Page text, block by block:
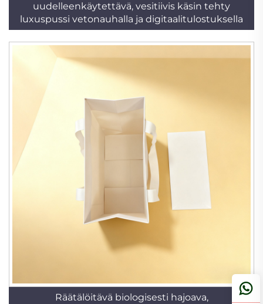
uudelleenkäytettävä, vesitiivis käsin tehty
luxuspussi vetonauhalla ja digitaalitulostuksella
Räätälöitävä biologisesti hajoava,